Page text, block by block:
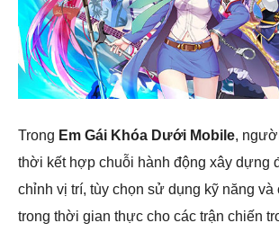
Trong Em Gái Khóa Dưới Mobile,
thời kết hợp chuỗi hành động xây dựng
chỉnh vị trí, tùy chọn sử dụng kỹ năng và
trong thời gian thực cho các trận chiến